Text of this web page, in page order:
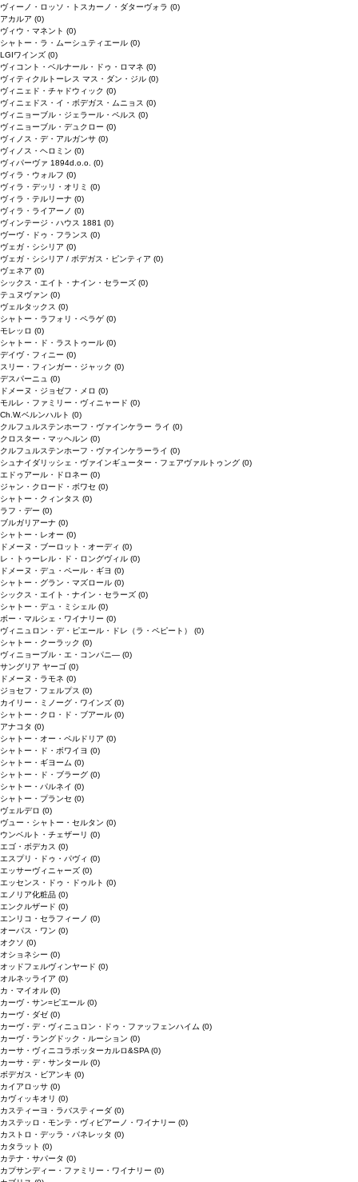
ヴィーノ・ロッソ・トスカーノ・ダターヴォラ (0)
アカルア (0)
ヴィウ・マネント (0)
シャトー・ラ・ムーシュティエール (0)
LGIワインズ (0)
ヴィコント・ベルナール・ドゥ・ロマネ (0)
ヴィティクルトーレス マス・ダン・ジル (0)
ヴィニェド・チャドウィック (0)
ヴィニェドス・イ・ボデガス・ムニョス (0)
ヴィニョーブル・ジェラール・ペルス (0)
ヴィニョーブル・デュクロー (0)
ヴィノス・デ・アルガンサ (0)
ヴィノス・ヘロミン (0)
ヴィパーヴァ 1894d.o.o. (0)
ヴィラ・ウォルフ (0)
ヴィラ・デッリ・オリミ (0)
ヴィラ・テルリーナ (0)
ヴィラ・ライアーノ (0)
ヴィンテージ・ハウス 1881 (0)
ヴーヴ・ドゥ・フランス (0)
ヴェガ・シシリア (0)
ヴェガ・シシリア / ボデガス・ピンティア (0)
ヴェネア (0)
シックス・エイト・ナイン・セラーズ (0)
テュヌヴァン (0)
ヴェルタックス (0)
シャトー・ラフォリ・ペラゲ (0)
モレッロ (0)
シャトー・ド・ラストゥール (0)
デイヴ・フィニー (0)
スリー・フィンガー・ジャック (0)
デスパーニュ (0)
ドメーヌ・ジョゼフ・メロ (0)
モルレ・ファミリー・ヴィニャード (0)
Ch.W.ベルンハルト (0)
クルフュルステンホーフ・ヴァインケラー ライ (0)
クロスター・マッヘルン (0)
クルフュルステンホーフ・ヴァインケラーライ (0)
シュナイダリッシェ・ヴァインギューター・フェアヴァルトゥング (0)
エドゥアール・ドロネー (0)
ジャン・クロード・ボワセ (0)
シャトー・クィンタス (0)
ラフ・デー (0)
ブルガリアーナ (0)
シャトー・レオー (0)
ドメーヌ・ブーロット・オーディ (0)
レ・トゥーレル・ド・ロングヴィル (0)
ドメーヌ・デュ・ペール・ギヨ (0)
シャトー・グラン・マズロール (0)
シックス・エイト・ナイン・セラーズ (0)
シャトー・デュ・ミシェル (0)
ボー・マルシェ・ワイナリー (0)
ヴィニュロン・デ・ピエール・ドレ（ラ・ペピート） (0)
シャトー・クーラック (0)
ヴィニョーブル・エ・コンパニ― (0)
サングリア ヤーゴ (0)
ドメーヌ・ラモネ (0)
ジョセフ・フェルプス (0)
カイリー・ミノーグ・ワインズ (0)
シャトー・クロ・ド・ブアール (0)
アナコタ (0)
シャトー・オー・ペルドリア (0)
シャトー・ド・ボワイヨ (0)
シャトー・ギヨーム (0)
シャトー・ド・ブラーグ (0)
シャトー・パルネイ (0)
シャトー・プランセ (0)
ヴェルデロ (0)
ヴュー・シャトー・セルタン (0)
ウンベルト・チェザーリ (0)
エゴ・ボデカス (0)
エスプリ・ドゥ・パヴィ (0)
エッサーヴィニャーズ (0)
エッセンス・ドゥ・ドゥルト (0)
エノリア化粧品 (0)
エンクルザード (0)
エンリコ・セラフィーノ (0)
オーパス・ワン (0)
オクソ (0)
オショネシー (0)
オッドフェルヴィンヤード (0)
オルネッライア (0)
カ・マイオル (0)
カーヴ・サン=ピエール (0)
カーヴ・ダゼ (0)
カーヴ・デ・ヴィニュロン・ドゥ・ファッフェンハイム (0)
カーヴ・ラングドック・ルーション (0)
カーサ・ヴィニコラボッターカルロ&SPA (0)
カーサ・デ・サンタール (0)
ボデガス・ビアンキ (0)
カイアロッサ (0)
カヴィッキオリ (0)
カスティーヨ・ラバスティーダ (0)
カステッロ・モンテ・ヴィビアーノ・ワイナリー (0)
カストロ・デッラ・パネレッタ (0)
カタラット (0)
カテナ・サパータ (0)
カプサンディー・ファミリー・ワイナリー (0)